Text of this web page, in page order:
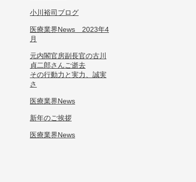
小川裕司ブログ
医療業界News 2023年4
月
元内閣官房副長官の古川
貞二郎さんご逝去
その行動力と実力、誠実
さ
医療業界News
新年のご挨拶
医療業界News